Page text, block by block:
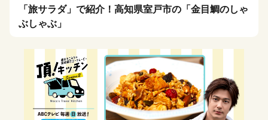
「旅サラダ」で紹介！高知県室戸市の「金目鯛のしゃ
ぶしゃぶ」